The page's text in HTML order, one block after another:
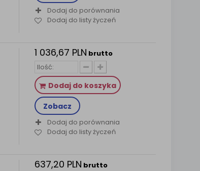
Dodaj do porównania
Dodaj do listy życzeń
1 036,67 PLN brutto
Dodaj do koszyka
Zobacz
Dodaj do porównania
Dodaj do listy życzeń
637,20 PLN brutto